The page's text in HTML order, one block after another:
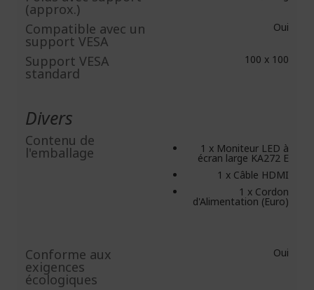
(approx.)
Compatible avec un
support VESA
Oui
Support VESA
standard
100 x 100
Divers
Contenu de
l'emballage 1 x Moniteur LED à
écran large KA272 E
1 x Câble HDMI
1 x Cordon
d'Alimentation (Euro)
Conforme aux
exigences
écologiques
Oui